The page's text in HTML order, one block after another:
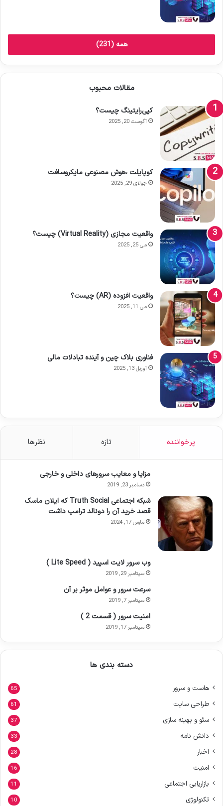
همه (231)
مقالات محبوب
کپی‌رایتینگ چیست؟
آگوست 20, 2025
کوپایلت ،هوش مصنوعی مایکروسافت
جولای 29, 2025
واقعیت مجازی (Virtual Reality) چیست؟
می 25, 2025
واقعیت افزوده (AR) چیست؟
می 11, 2025
فناوری بلاک چین و آینده تبادلات مالی
آوریل 13, 2025
پرخواننده تازه نظرها
مزایا و معایب سرورهای داخلی و خارجی
دسامبر 23, 2019
شبکه اجتماعی Truth Social که ایلان ماسک
قصد خرید آن را دونالد ترامپ داشت
مارس 17, 2024
وب سرور لایت اسپید ( Lite Speed )
سپتامبر 29, 2019
سرعت سرور و عوامل موثر بر آن
سپتامبر 7, 2019
امنیت سرور ( قسمت 2 )
سپتامبر 17, 2019
دسته بندی ها
هاست و سرور 65
طراحی سایت 61
سئو و بهینه سازی 37
دانش نامه 33
اخبار 28
امنیت 16
بازاریابی اجتماعی 11
تکنولوژی 10